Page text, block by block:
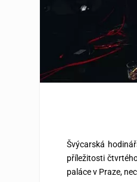
Švýcarská
příležitosti
paláce v Praze,